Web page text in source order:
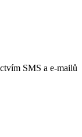
SMS a e-mailů